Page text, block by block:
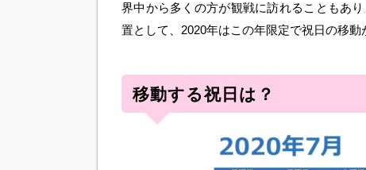
界中から多くの方が観戦に訪れることもあ
置として、2020年はこの年限定で祝日の移動
移動する祝日は？